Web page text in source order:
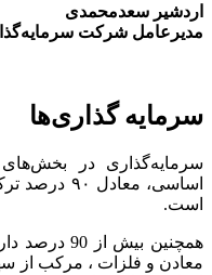
اردشیر سعدمحمدی
مدیرعامل شرکت
سرمایه گذاری‌ها
سرمایه‌گذاری در
اساسی،
است.
همچنین بیش
معادن و فلزات ، مرکب از